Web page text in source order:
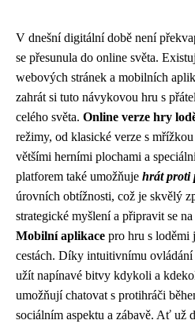
V dnešní digitální době není
se přesunula do online světa.
webových stránek a mobilních
zahrát si tuto návykovou hru s
celého světa. Online verze hry
režimy, od klasické verze s
většími herními plochami a
platforem také umožňuje hrát proti
úrovních obtížnosti, což je skvělý
strategické myšlení a připravit se
Mobilní aplikace pro hru s loděmi
cestách. Díky intuitivnímu ovládání
užít napínavé bitvy kdykoli a
umožňují chatovat s protihráči
sociálním aspektu a zábavě. Ať už